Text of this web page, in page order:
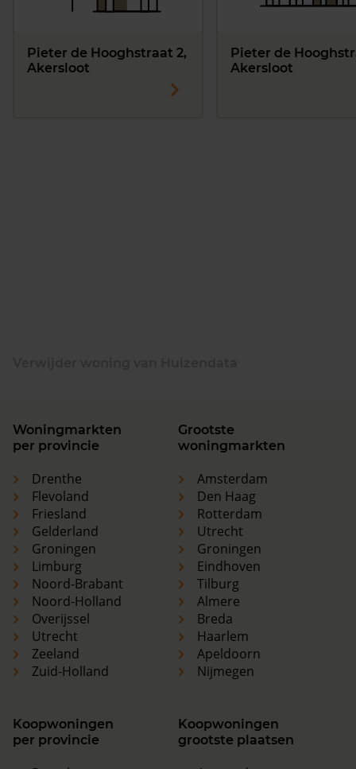
Pieter de Hooghstraat 2,
Akersloot
Pieter de
Akersloot
Woningmarkten
per provincie
Drenthe
Flevoland
Friesland
Gelderland
Groningen
Limburg
Noord-Brabant
Noord-Holland
Overijssel
Utrecht
Zeeland
Zuid-Holland
Grootste
woningmarkten
Amsterdam
Den Haag
Rotterdam
Utrecht
Groningen
Eindhoven
Tilburg
Almere
Breda
Haarlem
Apeldoorn
Nijmegen
Koopwoningen
per provincie
Koopwoningen
grootste plaatsen